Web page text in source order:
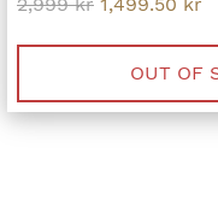
was:
2,999 kr.
OUT OF